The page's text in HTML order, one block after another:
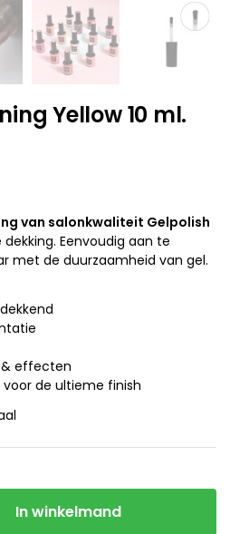
Yellow 10 ml.
van salonkwaliteit Gelpolish
Eenvoudig aan te
met de duurzaamheid van gel.
& effecten
de ultieme finish
In winkelmand